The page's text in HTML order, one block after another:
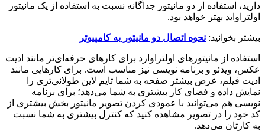
دارید، استفاده از دو مانیتور جداگانه نسبت به استفاده از یک مانیتور
اولتراواید بهتر خواهد بود.
بیشتر بخوانید: نحوه اتصال دو مانیتور به کامپیوتر
استفاده از مانیتورهای اولتراوارد برای کارهای حرفه‌ای‌تر مانند ادیت
عکس، ویدئو و برنامه نویسی نیز مناسب است. برای کارهایی مانند
ادیت فیلم، عرض بیشتر صفحه به شما تایم لاین طولانی‌تری را
نمایش داده و فضای کار بیشتری به شما می‌دهد؛ برای برنامه
نویسی هم می‌توانید با عمودی کردن تصویر مانیتور بخش بیشتری از
کد خود را در تصویر مشاهده کنید که کنترل بیشتری به شما نسبت
به کارتان می‌دهد.